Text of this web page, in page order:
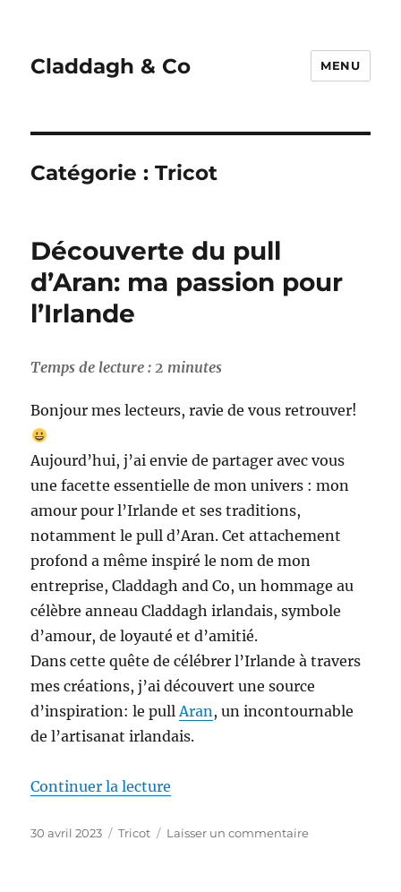
Claddagh & Co MENU
Catégorie :Tricot
Découverte du pull
d’Aran: ma passion pour
l’Irlande
Temps de lecture :2 minutes
Bonjour mes lecteurs, ravie de vous retrouver!
Aujourd’hui, j’ai envie de partager avec vous
une facette essentielle de mon univers : mon
amour pour l’Irlande et ses traditions,
notamment le pull d’Aran. Cet attachement
profond a même inspiré le nom de mon
entreprise, Claddagh and Co, un hommage au
célèbre anneau Claddagh irlandais, symbole
d’amour, de loyauté et d’amitié.
Dans cette quête de célébrer l’Irlande à travers
mes créations, j’ai découvert une source
d’inspiration: le pullAran, un incontournable
de l’artisanat irlandais.
Continuer la lecture
Publié
30 avril 2023 Catégories
Tricot Laisser un commentairesur